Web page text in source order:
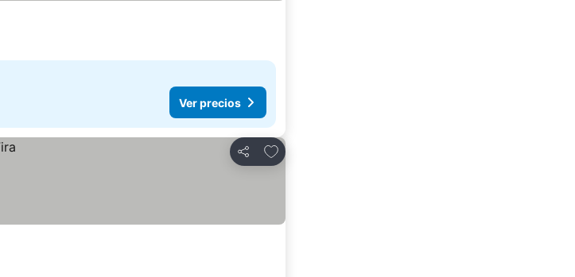
Ver precios
Compartir
Agregar a favoritos